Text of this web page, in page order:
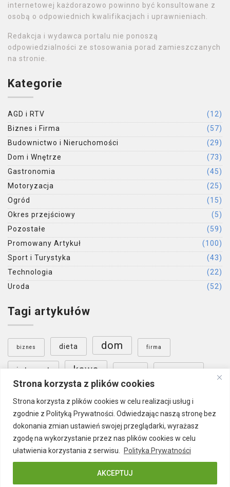
Strona korzysta z plików cookies
Strona korzysta z plików cookies w celu realizacji usług i
zgodnie z Polityką Prywatności. Odwiedzając naszą stronę bez
dokonania zmian ustawień swojej przeglądarki, wyrażasz
zgodę na wykorzystanie przez nas plików cookies w celu
ułatwienia korzystania z serwisu.
Polityka Prywatności
AKCEPTUJ
internetowej każdorazowo powinno być konsultowane z
osobą o odpowiednich kwalifikacjach i uprawnieniach.
Redakcja i wydawca portalu nie ponoszą
odpowiedzialności ze stosowania porad zamieszczanych
na stronie.
Kategorie
AGD i RTV
(12)
Biznes i Firma
(57)
Budownictwo i Nieruchomości
(29)
Dom i Wnętrze
(73)
Gastronomia
(45)
Motoryzacja
(25)
Ogród
(15)
Okres przejściowy
(5)
Pozostałe
(59)
Promowany Artykuł
(100)
Sport i Turystyka
(43)
Technologia
(22)
Uroda
(52)
Tagi artykułów
biznes dieta dom firma
internet kawa
szkolenia Warszawa wnętrza